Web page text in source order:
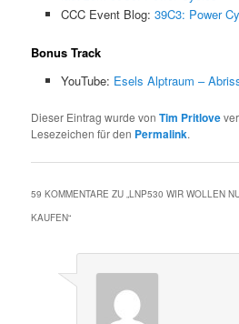
CCC Event Blog: 39C3: Power
Bonus Track
YouTube: Esels Alptraum –
Dieser Eintrag wurde vonTim Pritlove
Lesezeichen für den Permalink.
59 KOMMENTARE ZU „LNP530 WIR WOLLEN
KAUFEN“